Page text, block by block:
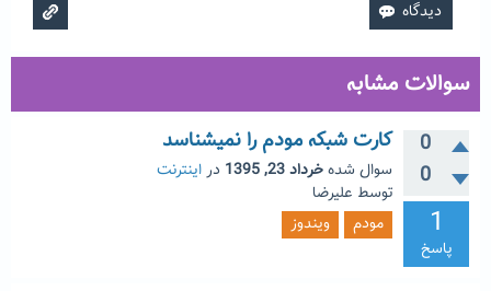
سوالات مشابه
0
0
1
پاسخ
کارت شبکه مودم را نمیشناسد
سوال شدهخرداد 23, 1395 دراینترنت
توسط علیرضا
مودم
ویندوز